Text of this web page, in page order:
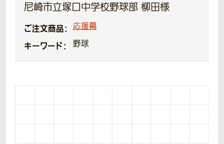
尼崎市立塚口中学校野球部 柳田様
ご注文商品： 応援幕
キーワード： 野球